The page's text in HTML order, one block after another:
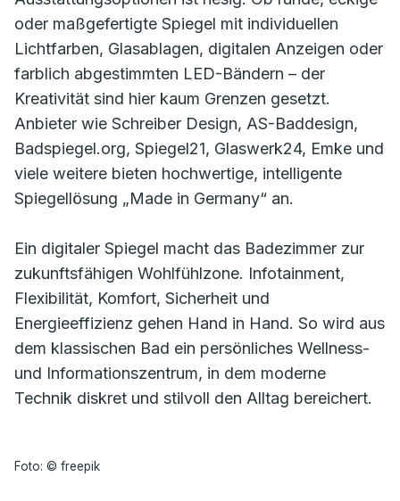
oder maßgefertigte Spiegel mit individuellen
Lichtfarben, Glasablagen, digitalen Anzeigen oder
farblich abgestimmten LED-Bändern – der
Kreativität sind hier kaum Grenzen gesetzt.
Anbieter wie Schreiber Design, AS-Baddesign,
Badspiegel.org, Spiegel21, Glaswerk24, Emke und
viele weitere bieten hochwertige, intelligente
Spiegellösung „Made in Germany“ an.
Ein digitaler Spiegel macht das Badezimmer zur
zukunftsfähigen Wohlfühlzone. Infotainment,
Flexibilität, Komfort, Sicherheit und
Energieeffizienz gehen Hand in Hand. So wird aus
dem klassischen Bad ein persönliches Wellness-
und Informationszentrum, in dem moderne
Technik diskret und stilvoll den Alltag bereichert.
Foto: © freepik